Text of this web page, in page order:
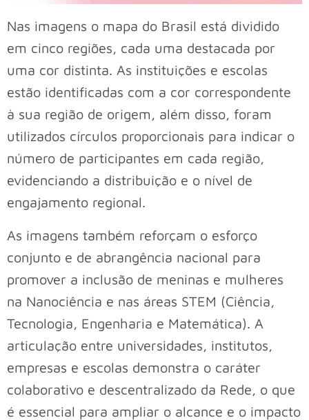
Nas imagens o mapa do Brasil está dividido
em cinco regiões, cada uma destacada por
uma cor distinta. As instituições e escolas
estão identificadas com a cor correspondente
à sua região de origem, além disso, foram
utilizados círculos proporcionais para indicar o
número de participantes em cada região,
evidenciando a distribuição e o nível de
engajamento regional.
As imagens também reforçam o esforço
conjunto e de abrangência nacional para
promover a inclusão de meninas e mulheres
na Nanociência e nas áreas STEM (Ciência,
Tecnologia, Engenharia e Matemática). A
articulação entre universidades, institutos,
empresas e escolas demonstra o caráter
colaborativo e descentralizado da Rede, o que
é essencial para ampliar o alcance e o impacto